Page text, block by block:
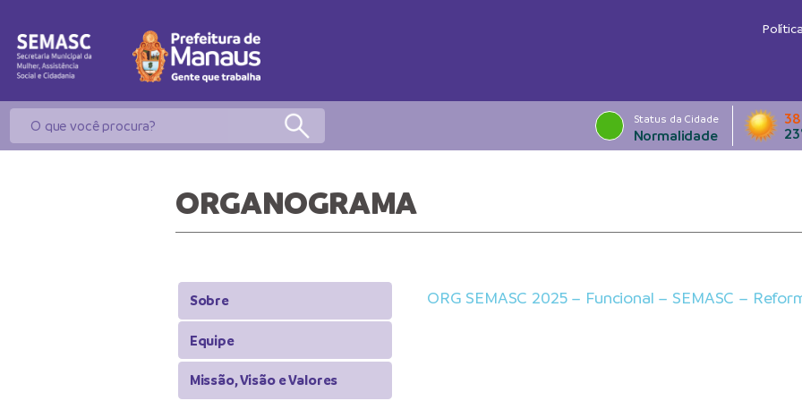
Status da Cidade
Normalidade
ORGANOGRAMA
Sobre
Equipe
Missão, Visão e Valores
ORG SEMASC 2025 – Funcional – SEMASC –